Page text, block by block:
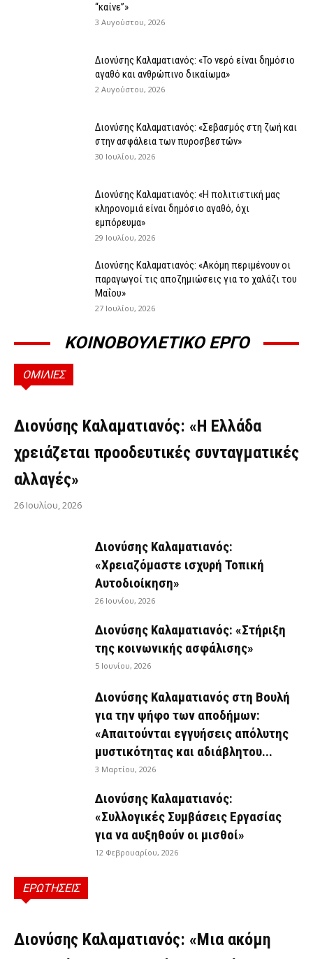
“καίνε”»
3 Αυγούστου, 2026
Διονύσης Καλαματιανός: «Το νερό είναι δημόσιο
αγαθό και ανθρώπινο δικαίωμα»
2 Αυγούστου, 2026
Διονύσης Καλαματιανός: «Σεβασμός στη ζωή και
στην ασφάλεια των πυροσβεστών»
30 Ιουλίου, 2026
Διονύσης Καλαματιανός: «Η πολιτιστική μας
κληρονομιά είναι δημόσιο αγαθό, όχι
εμπόρευμα»
29 Ιουλίου, 2026
Διονύσης Καλαματιανός: «Ακόμη περιμένουν οι
παραγωγοί τις αποζημιώσεις για το χαλάζι του
Μαΐου»
27 Ιουλίου, 2026
ΚΟΙΝΟΒΟΥΛΕΤΙΚΟ ΕΡΓΟ
ΟΜΙΛΙΕΣ
ΟΜΙΛΊΕΣ
Διονύσης Καλαματιανός: «Η Ελλάδα
χρειάζεται προοδευτικές συνταγματικές
αλλαγές»
26 Ιουλίου, 2026
Διονύσης Καλαματιανός:
«Χρειαζόμαστε ισχυρή Τοπική
Αυτοδιοίκηση»
26 Ιουνίου, 2026
Διονύσης Καλαματιανός: «Στήριξη
της κοινωνικής ασφάλισης»
5 Ιουνίου, 2026
Διονύσης Καλαματιανός στη Βουλή
για την ψήφο των αποδήμων:
«Απαιτούνται εγγυήσεις απόλυτης
μυστικότητας και αδιάβλητου...
3 Μαρτίου, 2026
Διονύσης Καλαματιανός:
«Συλλογικές Συμβάσεις Εργασίας
για να αυξηθούν οι μισθοί»
12 Φεβρουαρίου, 2026
ΕΡΩΤΗΣΕΙΣ
ΕΡΩΤΉΣΕΙΣ
Διονύσης Καλαματιανός: «Μια ακόμη